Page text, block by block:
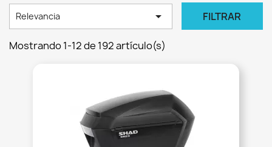
Relevancia  FILTRAR
Mostrando 1-12 de 192 artículo(s)